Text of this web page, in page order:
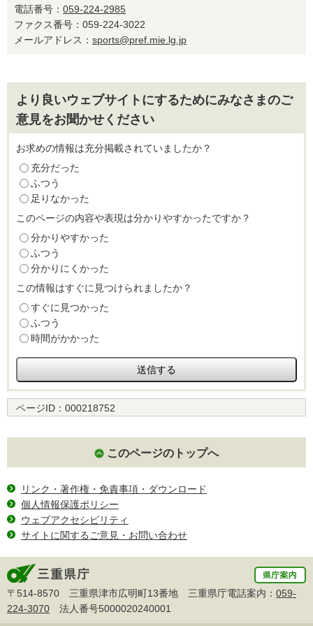
電話番号： 059-224-2985
ファクス番号：059-224-3022
メールアドレス： sports@pref.mie.lg.jp
より良いウェブサイトにするためにみなさまのご
意見をお聞かせください
お求めの情報は充分掲載されていましたか？
充分だった
ふつう
足りなかった
このページの内容や表現は分かりやすかったですか？
分かりやすかった
ふつう
分かりにくかった
この情報はすぐに見つけられましたか？
すぐに見つかった
ふつう
時間がかかった
ページID： 000218752
このページのトップへ
リンク・著作権・免責事項・ダウンロード
個人情報保護ポリシー
ウェブアクセシビリティ
サイトに関するご意見・お問い合わせ
〒514-8570 三重県津市広明町13番地 三重県庁電話案内： 059-
224-3070 法人番号5000020240001